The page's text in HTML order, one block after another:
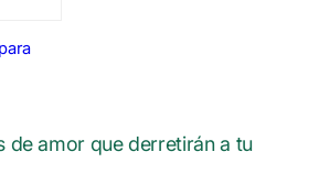
de amor que derretirán a tu